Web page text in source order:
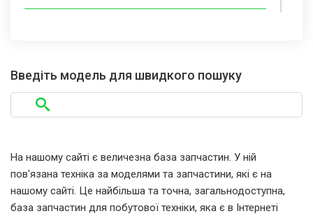
LG MS-1922G.CWHQEAK
LG MS-1922G.TWHQKAL
Введіть модель для швидкого пошуку
На нашому сайті є величезна база запчастин. У ній
пов'язана техніка за моделями та запчастини, які є на
нашому сайті. Це найбільша та точна, загальнодоступна,
база запчастин для побутової техніки, яка є в Інтернеті